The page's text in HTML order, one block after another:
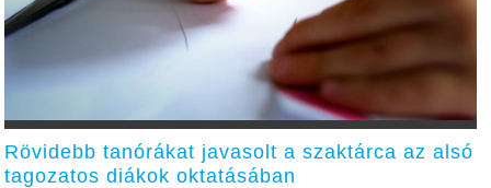
Rövidebb tanórákat javasolt a szaktárca az alsó
tagozatos diákok oktatásában